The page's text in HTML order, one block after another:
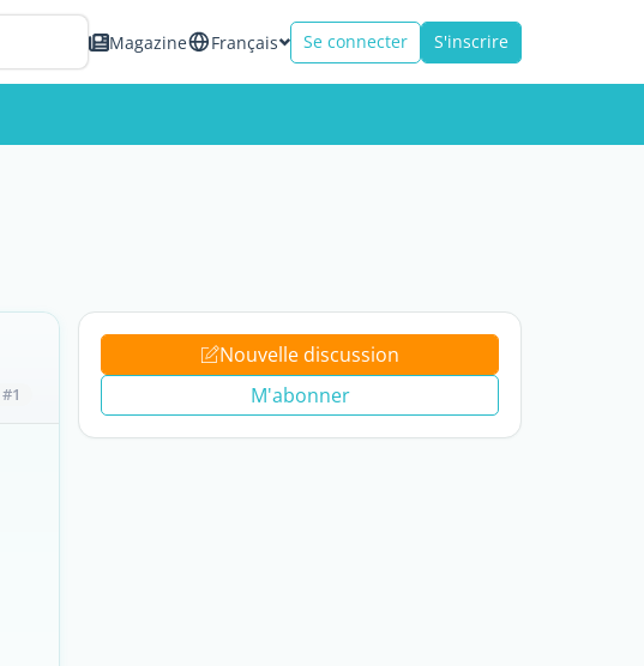
Magazine Français Se connecter S'inscrire
#1
Nouvelle discussion
M'abonner